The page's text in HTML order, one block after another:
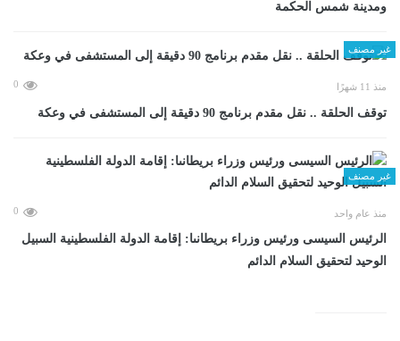
ومدينة شمس الحكمة
غير مصنف
منذ 11 شهرًا 0
توقف الحلقة .. نقل مقدم برنامج 90 دقيقة إلى المستشفى في وعكة
غير مصنف
منذ عام واحد 0
الرئيس السيسى ورئيس وزراء بريطانىا: إقامة الدولة الفلسطينية السبيل
الوحيد لتحقيق السلام الدائم